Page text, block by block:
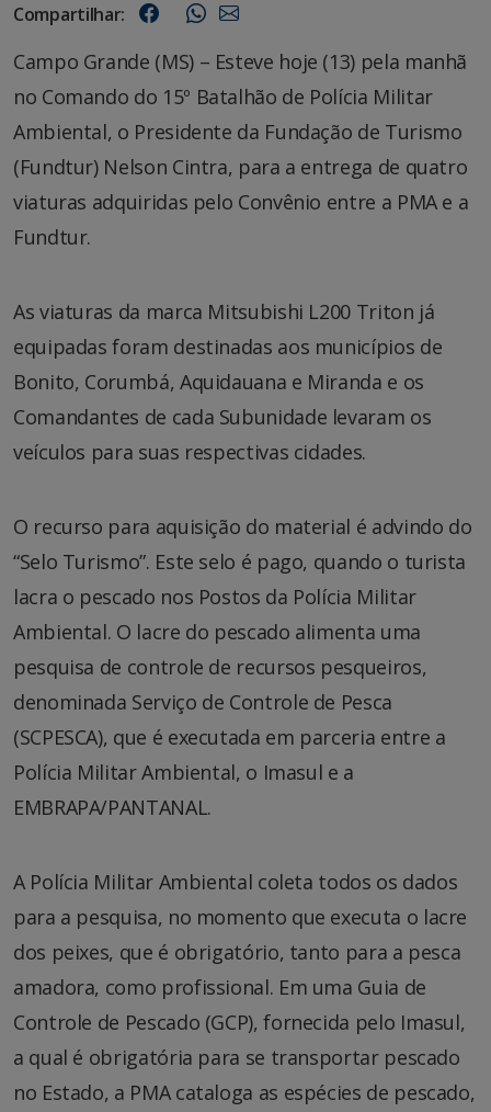
Compartilhar:
Campo Grande (MS) – Esteve hoje (13) pela manhã
no Comando do 15º Batalhão de Polícia Militar
Ambiental, o Presidente da Fundação de Turismo
(Fundtur) Nelson Cintra, para a entrega de quatro
viaturas adquiridas pelo Convênio entre a PMA e a
Fundtur.
As viaturas da marca Mitsubishi L200 Triton já
equipadas foram destinadas aos municípios de
Bonito, Corumbá, Aquidauana e Miranda e os
Comandantes de cada Subunidade levaram os
veículos para suas respectivas cidades.
O recurso para aquisição do material é advindo do
“Selo Turismo”. Este selo é pago, quando o turista
lacra o pescado nos Postos da Polícia Militar
Ambiental. O lacre do pescado alimenta uma
pesquisa de controle de recursos pesqueiros,
denominada Serviço de Controle de Pesca
(SCPESCA), que é executada em parceria entre a
Polícia Militar Ambiental, o Imasul e a
EMBRAPA/PANTANAL.
A Polícia Militar Ambiental coleta todos os dados
para a pesquisa, no momento que executa o lacre
dos peixes, que é obrigatório, tanto para a pesca
amadora, como profissional. Em uma Guia de
Controle de Pescado (GCP), fornecida pelo Imasul,
a qual é obrigatória para se transportar pescado
no Estado, a PMA cataloga as espécies de pescado,